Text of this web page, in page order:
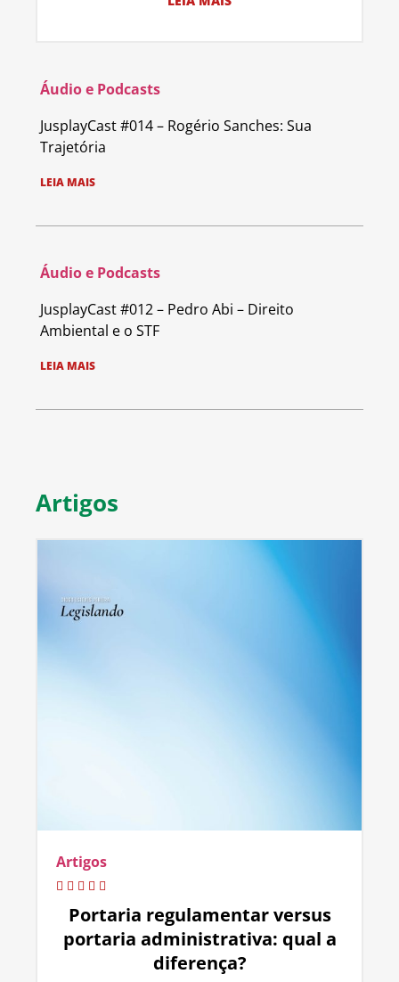
Áudio e Podcasts
JusplayCast #014 – Rogério Sanches: Sua
Trajetória
LEIA MAIS
Áudio e Podcasts
JusplayCast #012 – Pedro Abi – Direito
Ambiental e o STF
LEIA MAIS
Artigos
Artigos
Portaria regulamentar versus
portaria administrativa: qual a
diferença?